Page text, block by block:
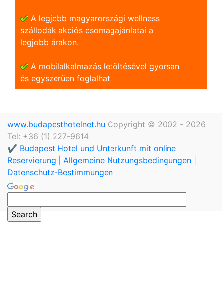
A legjobb magyarországi wellness
szállodák akciós csomagajánlatai a
legjobb árakon.
A mobilalkalmazás letöltésével gyorsan
és egyszerũen foglalhat.
www.budapesthotelnet.hu Copyright © 2002 - 2026
Tel: +36 (1) 227-9614
✔️ Budapest Hotel und Unterkunft mit online
Reservierung
Allgemeine Nutzungsbedingungen
Datenschutz-Bestimmungen